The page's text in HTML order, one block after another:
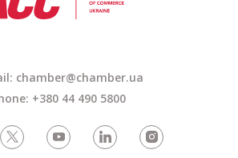
chamber@chamber.ua
+380 44 490 5800